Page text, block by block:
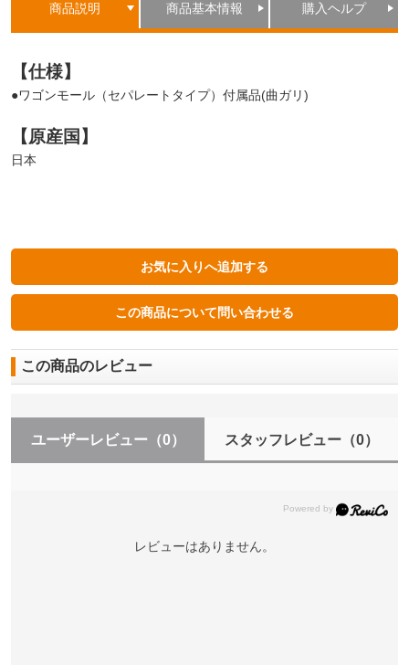
商品説明 商品基本情報 購入ヘルプ
【仕様】
●ワゴンモール（セパレートタイプ）付属品(曲ガリ)
【原産国】
日本
この商品のレビュー
ユーザーレビュー （0） スタッフレビュー（0）
レビューはありません。